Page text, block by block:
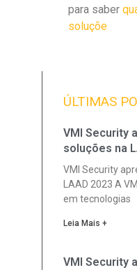
para saber
soluçõe
ÚLTIMAS
VMI Security
soluções na
VMI Security
LAAD 2023 A
em tecnologias
Leia Mais +
VMI Security